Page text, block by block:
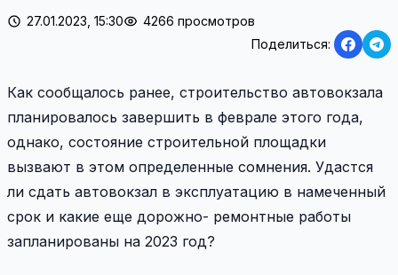
27.01.2023, 15:30
4266 просмотров
Поделиться:
Как сообщалось ранее, строительство автовокзала
планировалось завершить в феврале этого года,
однако, состояние строительной площадки
вызвают в этом определенные сомнения. Удастся
ли сдать автовокзал в эксплуатацию в намеченный
срок и какие еще дорожно- ремонтные работы
запланированы на 2023 год?